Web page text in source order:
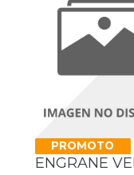
PROMOTO
ENGRANE